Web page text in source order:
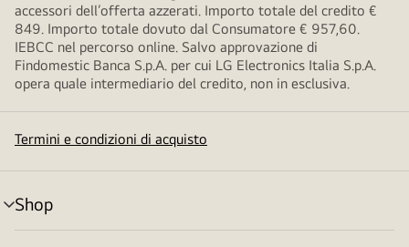
accessori dell’offerta azzerati. Importo totale del credito €
849. Importo totale dovuto dal Consumatore € 957,60.
IEBCC nel percorso online. Salvo approvazione di
Findomestic Banca S.p.A. per cui LG Electronics Italia S.p.A.
opera quale intermediario del credito, non in esclusiva.
Termini e condizioni di acquisto
Shop
Attivazione
menu